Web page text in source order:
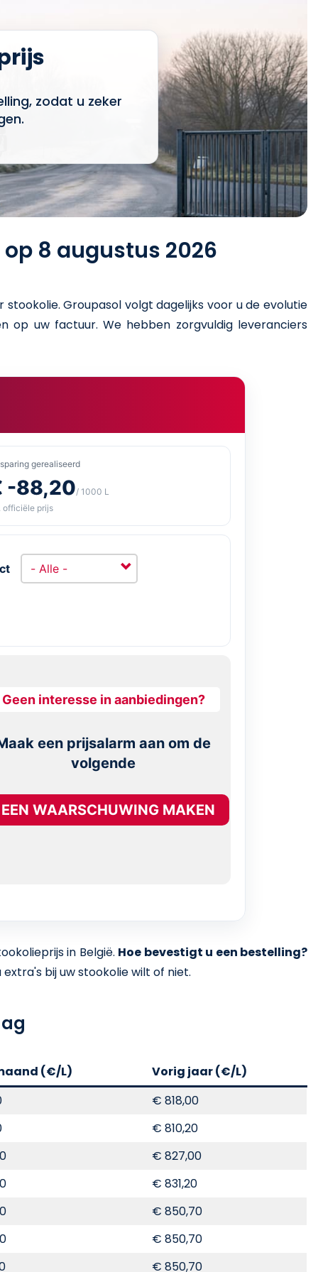
zodat u zeker
8 augustus 2026
stookolie. Groupasol volgt dagelijks voor u de evolutie
op uw factuur. We hebben zorgvuldig leveranciers
gerealiseerd
-88,20/ 1000 L
officiële prijs
Geen interesse in aanbiedingen?
een prijsalarm aan om de
volgende
EEN WAARSCHUWING MAKEN
in België. Hoe bevestigt u een bestelling?
bij uw stookolie wilt of niet.
(€/L)
Vorig jaar (€/L)
€ 818,00
€ 810,20
€ 827,00
€ 831,20
€ 850,70
€ 850,70
€ 850,70